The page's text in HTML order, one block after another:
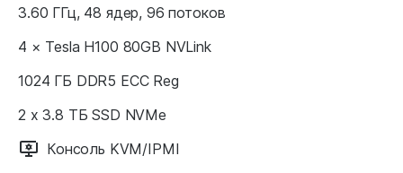
3.60 ГГц, 48 ядер, 96 потоков
4 × Tesla H100 80GB NVLink
1024 ГБ DDR5 ECC Reg
2 x 3.8 ТБ SSD NVMe
Консоль KVM/IPMI